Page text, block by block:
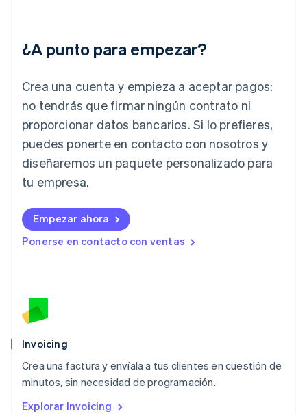
¿A punto para empezar?
Crea una cuenta y empieza a aceptar pagos:
no tendrás que firmar ningún contrato ni
proporcionar datos bancarios. Si lo prefieres,
puedes ponerte en contacto con nosotros y
diseñaremos un paquete personalizado para
tu empresa.
Empezar ahora
Ponerse en contacto con ventas
Invoicing
Crea una factura y envíala a tus clientes en cuestión de
minutos, sin necesidad de programación.
Explorar Invoicing
English
Irlanda
Italia
ItalianoEnglish
Japón
日本語
Letonia
English
DeutschEnglish
English
Luxemburgo
FrançaisDeutschEnglish
English
México
Noruega
English
Nueva Zelanda
English
NederlandsEnglish